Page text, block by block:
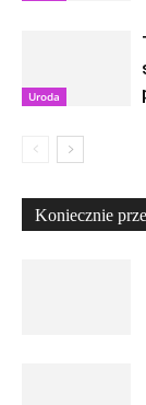
Uroda
Koniecznie